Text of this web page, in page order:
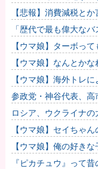
ば...
いけど壱与って見た
【悲報】消費減税と
滅へ
「歴代で最も偉大な
ル・ジョーダンが圧
【ウマ娘】ターボっ
【ウマ娘】なんとか
【ウマ娘】海外トレ
参政党・神谷代表、高
一刀両断
ロシア、ウクライナ
ズへの報復！
【ウマ娘】セイちゃ
【ウマ娘】俺の好き
る。←「元気OPPAIの
『ピカチュウ』って